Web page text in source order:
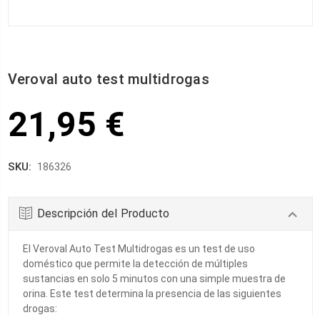
Veroval auto test multidrogas
21,95 €
SKU: 186326
Descripción del Producto
El Veroval Auto Test Multidrogas es un test de uso
doméstico que permite la detección de múltiples
sustancias en solo 5 minutos con una simple muestra de
orina. Este test determina la presencia de las siguientes
drogas: